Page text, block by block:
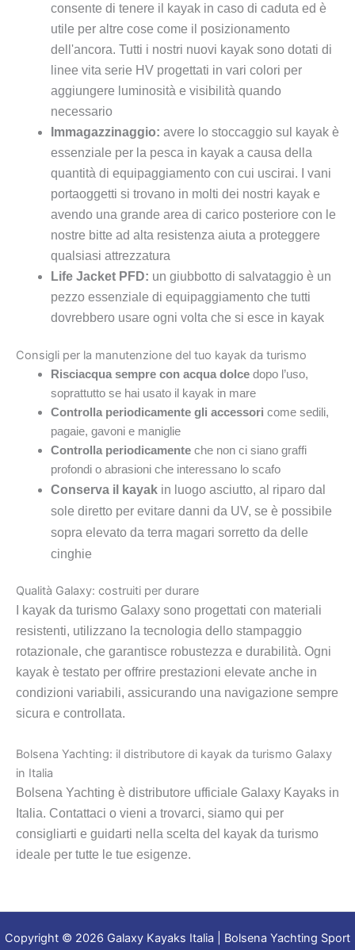
consente di tenere il kayak in caso di caduta ed è
utile per altre cose come il posizionamento
dell'ancora. Tutti i nostri nuovi kayak sono dotati di
linee vita serie HV progettati in vari colori per
aggiungere luminosità e visibilità quando
necessario
Immagazzinaggio: avere lo stoccaggio sul kayak è
essenziale per la pesca in kayak a causa della
quantità di equipaggiamento con cui uscirai. I vani
portaoggetti si trovano in molti dei nostri kayak e
avendo una grande area di carico posteriore con le
nostre bitte ad alta resistenza aiuta a proteggere
qualsiasi attrezzatura
Life Jacket PFD: un giubbotto di salvataggio è un
pezzo essenziale di equipaggiamento che tutti
dovrebbero usare ogni volta che si esce in kayak
Consigli per la manutenzione del tuo kayak da turismo
Risciacqua sempre con acqua dolcedopo l’uso,
soprattutto se hai usato il kayak in mare
Controlla periodicamente gli accessori come sedili,
pagaie, gavoni e maniglie
Controlla periodicamenteche non ci siano graffi
profondi o abrasioni che interessano lo scafo
Conserva il kayakin luogo asciutto, al riparo dal
sole diretto per evitare danni da UV, se è possibile
sopra elevato da terra magari sorretto da delle
cinghie
Qualità Galaxy: costruiti per durare
I kayak da turismo Galaxy sono progettati con materiali
resistenti, utilizzano la tecnologia dello stampaggio
rotazionale, che garantisce robustezza e durabilità. Ogni
kayak è testato per offrire prestazioni elevate anche in
condizioni variabili, assicurando una navigazione sempre
sicura e controllata.
Bolsena Yachting: il distributore di kayak da turismo Galaxy
in Italia
Bolsena Yachting è distributore ufficiale Galaxy Kayaks in
Italia. Contattaci o vieni a trovarci, siamo qui per
consigliarti e guidarti nella scelta del kayak da turismo
ideale per tutte le tue esigenze.
Copyright © 2026 Galaxy Kayaks Italia | Bolsena Yachting Sport